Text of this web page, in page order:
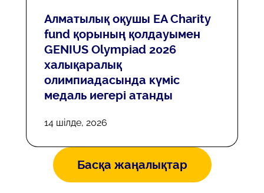
14 шілде, 2026
Алматылық оқушы EA Charity
fund қорының қолдауымен
GENIUS Olympiad 2026
халықаралық
олимпиадасында күміс
медаль иегері атанды
Басқа жаңалықтар